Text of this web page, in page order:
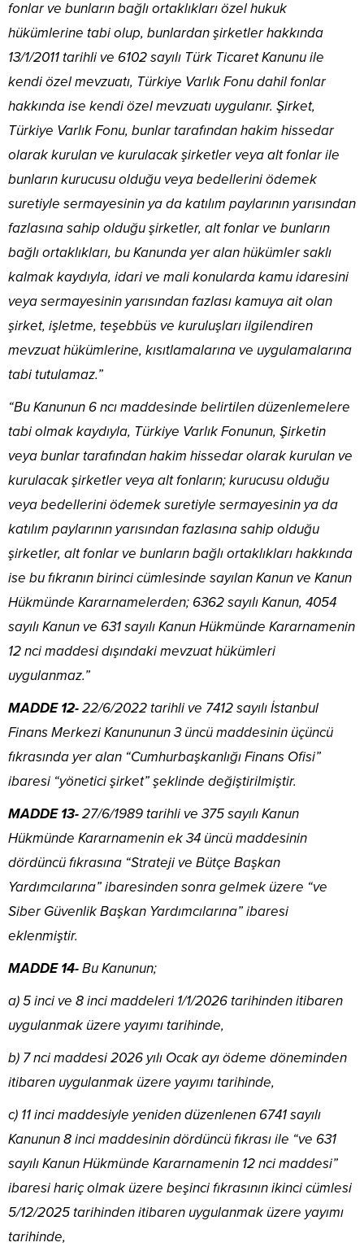
fonlar ve bunların bağlı ortaklıkları özel hukuk
hükümlerine tabi olup, bunlardan şirketler hakkında
13/1/2011 tarihli ve 6102 sayılı Türk Ticaret Kanunu ile
kendi özel mevzuatı, Türkiye Varlık Fonu dahil fonlar
hakkında ise kendi özel mevzuatı uygulanır. Şirket,
Türkiye Varlık Fonu, bunlar tarafından hakim hissedar
olarak kurulan ve kurulacak şirketler veya alt fonlar ile
bunların kurucusu olduğu veya bedellerini ödemek
suretiyle sermayesinin ya da katılım paylarının yarısından
fazlasına sahip olduğu şirketler, alt fonlar ve bunların
bağlı ortaklıkları, bu Kanunda yer alan hükümler saklı
kalmak kaydıyla, idari ve mali konularda kamu idaresini
veya sermayesinin yarısından fazlası kamuya ait olan
şirket, işletme, teşebbüs ve kuruluşları ilgilendiren
mevzuat hükümlerine, kısıtlamalarına ve uygulamalarına
tabi tutulamaz.”
“Bu Kanunun 6 ncı maddesinde belirtilen düzenlemelere
tabi olmak kaydıyla, Türkiye Varlık Fonunun, Şirketin
veya bunlar tarafından hakim hissedar olarak kurulan ve
kurulacak şirketler veya alt fonların; kurucusu olduğu
veya bedellerini ödemek suretiyle sermayesinin ya da
katılım paylarının yarısından fazlasına sahip olduğu
şirketler, alt fonlar ve bunların bağlı ortaklıkları hakkında
ise bu fıkranın birinci cümlesinde sayılan Kanun ve Kanun
Hükmünde Kararnamelerden; 6362 sayılı Kanun, 4054
sayılı Kanun ve 631 sayılı Kanun Hükmünde Kararnamenin
12 nci maddesi dışındaki mevzuat hükümleri
uygulanmaz.”
MADDE 12-22/6/2022 tarihli ve 7412 sayılı İstanbul
Finans Merkezi Kanununun 3 üncü maddesinin üçüncü
fıkrasında yer alan “Cumhurbaşkanlığı Finans Ofisi”
ibaresi “yönetici şirket” şeklinde değiştirilmiştir.
MADDE 13-27/6/1989 tarihli ve 375 sayılı Kanun
Hükmünde Kararnamenin ek 34 üncü maddesinin
dördüncü fıkrasına “Strateji ve Bütçe Başkan
Yardımcılarına” ibaresinden sonra gelmek üzere “ve
Siber Güvenlik Başkan Yardımcılarına” ibaresi
eklenmiştir.
MADDE 14-Bu Kanunun;
a) 5 inci ve 8 inci maddeleri 1/1/2026 tarihinden itibaren
uygulanmak üzere yayımı tarihinde,
b) 7 nci maddesi 2026 yılı Ocak ayı ödeme döneminden
itibaren uygulanmak üzere yayımı tarihinde,
c) 11 inci maddesiyle yeniden düzenlenen 6741 sayılı
Kanunun 8 inci maddesinin dördüncü fıkrası ile “ve 631
sayılı Kanun Hükmünde Kararnamenin 12 nci maddesi”
ibaresi hariç olmak üzere beşinci fıkrasının ikinci cümlesi
5/12/2025 tarihinden itibaren uygulanmak üzere yayımı
tarihinde,